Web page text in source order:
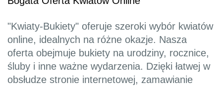
"Kwiaty-Bukiety" oferuje szeroki wybór kwiatów
online, idealnych na różne okazje. Nasza
oferta obejmuje bukiety na urodziny, rocznice,
śluby i inne ważne wydarzenia. Dzięki łatwej w
obsłudze stronie internetowej, zamawianie